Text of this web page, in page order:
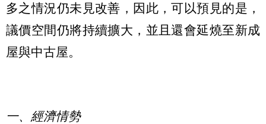
多之情況仍未見改善，因此，可以預見的是，
議價空間仍將持續擴大，並且還會延燒至新成
屋與中古屋。
一、經濟情勢